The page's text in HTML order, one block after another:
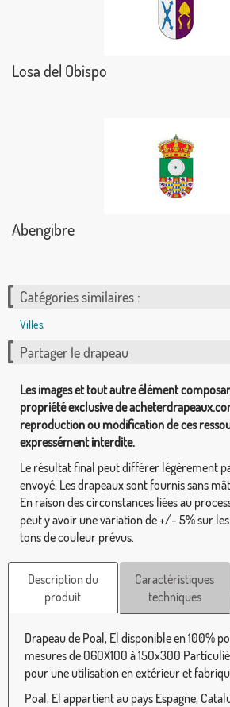
Losa del Obispo
Abengibre
Catégories similaires :
Villes,
Partager le drapeau
Les images et tout autre élément
propriété exclusive de
reproduction ou modification de ces
expressément interdite.
Le résultat final peut différer légèrement
envoyé. Les drapeaux sont fournis sans
En raison des circonstances liées au
peut y avoir une variation de +/- 5% sur
tons de couleur prévus.
Description du
produit
Caractéristiques
techniques
Drapeau de Poal, El disponible en 100%
mesures de 060X100 à 150x300
pour une utilisation en extérieur et
Poal, El appartient au pays Espagne,